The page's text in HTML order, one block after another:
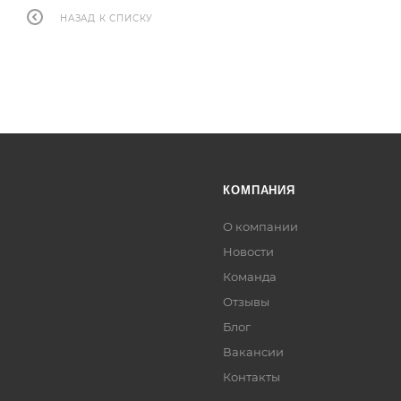
НАЗАД К СПИСКУ
КОМПАНИЯ
О компании
Новости
Команда
Отзывы
Блог
Вакансии
Контакты